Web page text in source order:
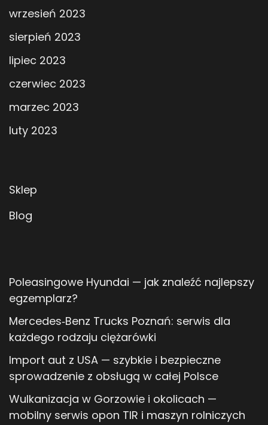
wrzesień 2023
sierpień 2023
lipiec 2023
czerwiec 2023
marzec 2023
luty 2023
Sklep
Blog
Poleasingowe Hyundai — jak znaleźć najlepszy
egzemplarz?
Mercedes‑Benz Trucks Poznań: serwis dla
każdego rodzaju ciężarówki
Import aut z USA — szybkie i bezpieczne
sprowadzenie z obsługą w całej Polsce
Wulkanizacja w Gorzowie i okolicach —
mobilny serwis opon TIR i maszyn rolniczych